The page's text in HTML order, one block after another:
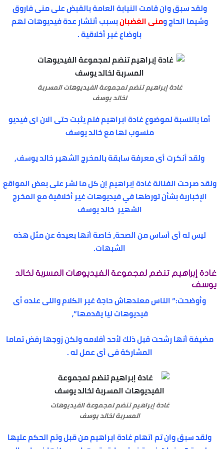
ولقد سبق وان قامت النيابة العامة بالقبض على منى فاروق
وشيما الحاج ومنى الغضبانبسبب أنتشار عدة فيديوهات لهم
باوضاع غير أخلاقية .
غادة إبراهيم تنضم لمجموعة الفيديوهات المسربة
لخالد يوسف
أما بالنسبة لموضوع غادة ابراهيم فلم يثبت حتى الان اى فيديو
منسوب لها مع خالد يوسف
ولقد أنكرت أى معرفة سابقة بالمخرج الشهير خالد يوسف,
ولقد صرحت الفنانة غادة إبراهيم إن كل ما نشر على بعض المواقع
الإخبارية بشأن تورطها في فيديوهات غير أخلاقية مع المخرج
الشهير خالد يوسف
ليس له أى أساس من الصحة، خاصة أنها بعيدة عن مثل هذه
الشبهات.
غادة إبراهيم تنضم لمجموعة الفيديوهات المسربة لخالد
يوسف
وأوضحت:” الناس معندهاش حاجة غير الكلام واللى عنده أى
فيديوهات ليا يقدمها”،
مضيفة أنها رشحت قبل ذلك لأحد أفلامه ولكن زوجها رفض تماما
المشاركة فى أى عمل له .
غادة إبراهيم تنضم لمجموعة الفيديوهات
المسربة لخالد يوسف
ولقد سبق وان تم اتهام غادة ابراهيم من قبل وتم الحكم عليها